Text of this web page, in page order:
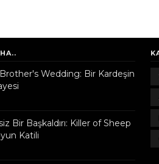
Wedding: Bir Kardeşin
Bir Başkaldırı: Killer of Sheep
Katili